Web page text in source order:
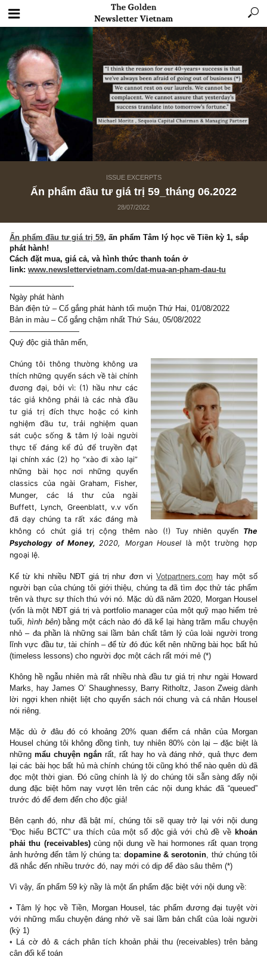
ISSUE EXCERPTS
Ấn phẩm đầu tư giá trị 59_tháng 06.2022
Ấn phẩm đầu tư giá trị 59, ấn phẩm Tâm lý học về Tiền kỳ 1,
phát hành!
Cách đặt mua, giá cả, và hình thức thanh toán ở
link:www.newslettervietnam.com/dat-mua-an-pham-dau-tu
————————-
Ngày phát hành
Bản điện tử – Cố gắng phát hành tối muộn Thứ Hai, 01/08/2022
—————————
Quý độc giả thân mến,
Chúng tôi thông thường không ưa
thích những quyển sách về tài chính
đương đại, bởi vì: (1) hầu như các
tác giả không phải là các nhà đầu
tư giá trị đích thực hoặc có kinh
nghiệm đầu tư, trải nghiệm quan
sát cuộc sống & tâm lý loài người
thực tế đáng kể đủ để truyền đạt
lại chính xác (2) họ “xào đi xào lại”
những bài học nơi những quyển
classics của ngài Graham, Fisher,
Munger, các lá thư của ngài
đã dạy chúng ta rất xác đáng mà
không có chút giá trị cộng thêm nào (!) Tuy nhiên
Psychology of Money,2020, Morgan Housellà một
ngoại lệ.
Kể từ khi nhiều NĐT giá trị như đơn vịVotpartners.comhay
người bạn của chúng tôi giới thiệu, chúng ta đã tìm đọc thử tác
(vốn là một NĐT giá trị và portfolio manager của một quỹ mạo
tuổi,hình bên) bằng một cách nào đó đã kể lại hàng trăm mẩu
nhỏ – đa phần là những sai lầm bản chất tâm lý của loài người
lĩnh vực đầu tư, tài chính – để từ đó đúc kết nên những bài học
(timeless lessons) cho người đọc một cách rất mới mẻ (*)
Không hề ngẫu nhiên mà rất nhiều nhà đầu tư giá trị như ngài
Marks, hay James O’ Shaughnessy, Barry Ritholtz, Jason Zweig
lời ngợi khen nhiệt liệt cho quyển sách nói chung và cá nhân
nói riêng.
Housel chúng tôi không đồng tình, tuy nhiên 80% còn lại – đặc
những
mẩu chuyện ngắn
rất, rất hay ho và đáng nhớ, quả
lại các bài học bất hủ mà chính chúng tôi cũng khó thể nào quên
đọc một thời gian. Đó cũng chính là lý do chúng tôi sẵn sàng
trước đó để đem đến cho độc giả!
Bên cạnh đó, như đã bật mí, chúng tôi sẽ quay trở lại với nội
“Đọc hiểu BCTC” ưa thích của một số độc giả với chủ đề về
phải thu (receivables) cùng nội dung về hai hormones rất quan
ảnh hưởng đến tâm lý chúng ta: